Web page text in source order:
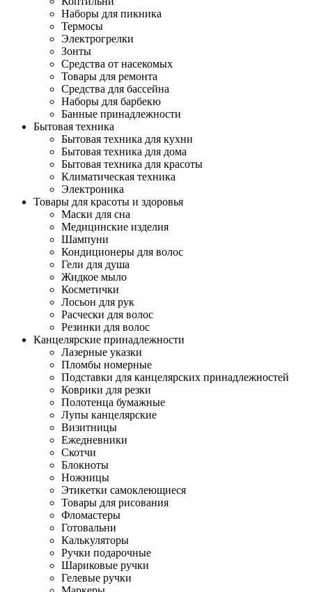
Наборы для пикника
Термосы
Электрогрелки
Зонты
Средства от насекомых
Товары для ремонта
Средства для бассейна
Наборы для барбекю
Банные принадлежности
Бытовая техника
Бытовая техника для кухни
Бытовая техника для дома
Бытовая техника для красоты
Климатическая техника
Электроника
Товары для красоты и здоровья
Маски для сна
Медицинские изделия
Шампуни
Кондиционеры для волос
Гели для душа
Жидкое мыло
Косметички
Лосьон для рук
Расчески для волос
Резинки для волос
Канцелярские принадлежности
Лазерные указки
Пломбы номерные
Подставки для канцелярских принадлежностей
Коврики для резки
Полотенца бумажные
Лупы канцелярские
Визитницы
Ежедневники
Скотчи
Блокноты
Ножницы
Этикетки самоклеющиеся
Товары для рисования
Фломастеры
Готовальни
Калькуляторы
Ручки подарочные
Шариковые ручки
Гелевые ручки